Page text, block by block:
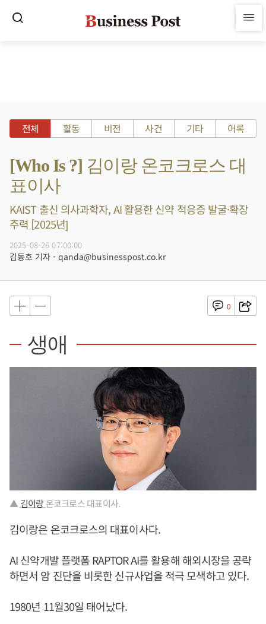
전체 활동 비전 사건 기타 어록
[Who Is ?] 김이랑 온코크로스 대
표이사
KAIST 출신 의사과학자, AI 활용한 신약 적응증 발굴·확장
주력 [2025년]
2025-08-26 07:00:00
김동호 기자 - qanda@businesspost.co.kr
0
생애
▲ 김이랑온코크로스 대표이사.
김이랑은 온코크로스의 대표이사다.
AI 신약개발 플랫폼 RAPTOR AI를 활용해 해외시장을 공략
하면서 암 진단을 비롯한 신규사업을 적극 모색하고 있다.
1980년 11월30일 태어났다.